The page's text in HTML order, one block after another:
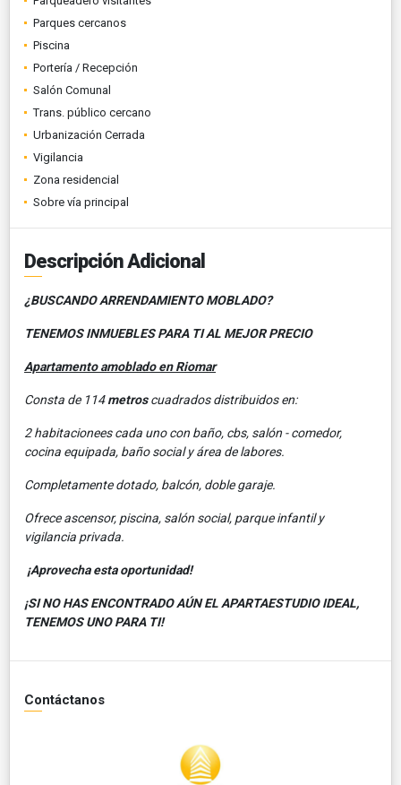
Parques cercanos
Piscina
Portería / Recepción
Salón Comunal
Trans. público cercano
Urbanización Cerrada
Vigilancia
Zona residencial
Sobre vía principal
Descripción Adicional
¿BUSCANDO ARRENDAMIENTO MOBLADO?
TENEMOS INMUEBLES PARA TI AL MEJOR PRECIO
Apartamento amoblado en Riomar
Consta de 114metroscuadrados distribuidos en:
2 habitacionees cada uno con baño, cbs, salón - comedor,
cocina equipada, baño social y área de labores.
Completamente dotado, balcón, doble garaje.
Ofrece ascensor, piscina, salón social, parque infantil y
vigilancia privada.
¡Aprovecha esta oportunidad!
¡SI NO HAS ENCONTRADO AÚN EL APARTAESTUDIO IDEAL,
TENEMOS UNO PARA TI!
Contáctanos